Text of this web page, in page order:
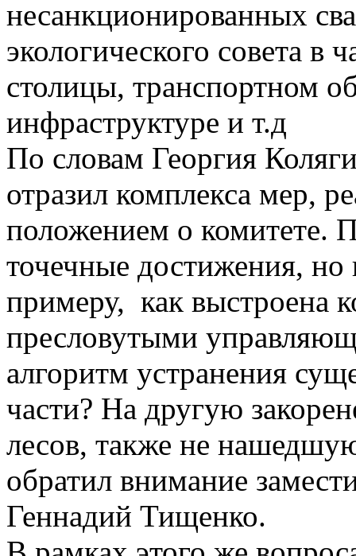
несанкционированных
экологического совета в
столицы, транспортном
инфраструктуре и т.д
По словам Георгия
отразил комплекса мер,
положением о комитете.
точечные достижения, но
примеру, как выстроена
пресловутыми
алгоритм устранения
части? На другую
лесов, также не
обратил внимание
Геннадий Тищенко.